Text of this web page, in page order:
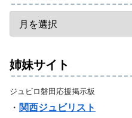
姉妹サイト
ジュビロ磐田応援掲示板
・ 関西ジュビリスト